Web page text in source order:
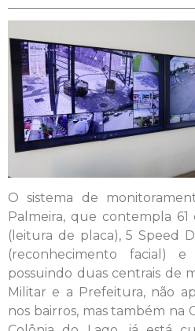
O sistema de
Palmeira, que contempla 61
(leitura de placa), 5 Speed
(reconhecimento facial)
possuindo duas centrais de
Militar e a Prefeitura, não
nos bairros, mas também na